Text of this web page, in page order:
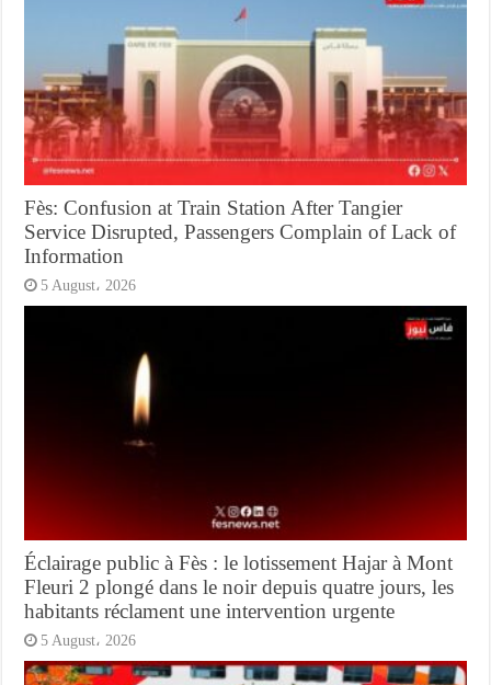
Fès: Confusion at Train Station After Tangier
Service Disrupted, Passengers Complain of Lack of
Information
5 August، 2026
Éclairage public à Fès : le lotissement Hajar à Mont
Fleuri 2 plongé dans le noir depuis quatre jours, les
habitants réclament une intervention urgente
5 August، 2026